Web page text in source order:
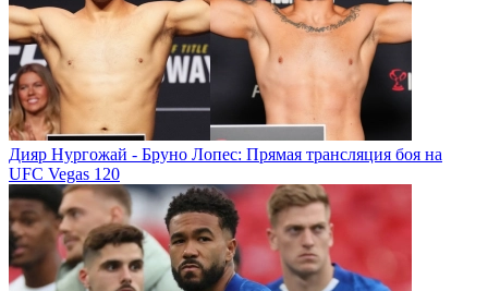
Дияр Нургожай - Бруно Лопес: Прямая трансляция боя на
UFC Vegas 120